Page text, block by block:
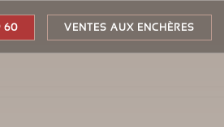
60 VENTES AUX ENCHÈRES